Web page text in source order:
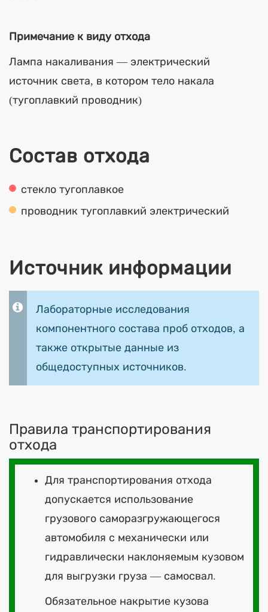
Примечание к виду отхода
Лампа накаливания — электрический
источник света, в котором тело накала
(тугоплавкий проводник)
Состав отхода
стекло тугоплавкое
проводник тугоплавкий электрический
Источник информации
Лабораторные исследования
компонентного состава проб отходов, а
также открытые данные из
общедоступных источников.
Правила транспортирования
отхода
Для транспортирования отхода
допускается использование
грузового саморазгружающегося
автомобиля с механически или
гидравлически наклоняемым кузовом
для выгрузки груза — самосвал.
Обязательное накрытие кузова